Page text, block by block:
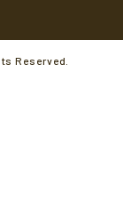
Reserved.